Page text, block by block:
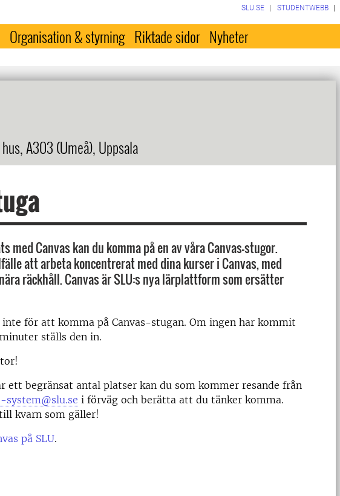
SLU.SE STUDENTWEBB
Organisation & styrning Riktade sidor Nyheter
A303 (Umeå), Uppsala
med Canvas kan du komma på en av våra Canvas-stugor.
att arbeta koncentrerat med dina kurser i Canvas, med
räckhåll. Canvas är SLU:s nya lärplattform som ersätter
inte för att komma på Canvas-stugan. Om ingen har kommit
ställs den in.
ett begränsat antal platser kan du som kommer resande från
system@slu.se i förväg och berätta att du tänker komma.
kvarn som gäller!
på SLU.